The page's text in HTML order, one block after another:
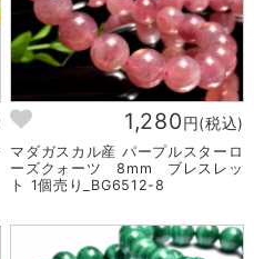
1,280円(税込)
マダガスカル産 パープルスターロ
ーズクォーツ 8mm ブレスレッ
ト 1個売り_BG6512-8